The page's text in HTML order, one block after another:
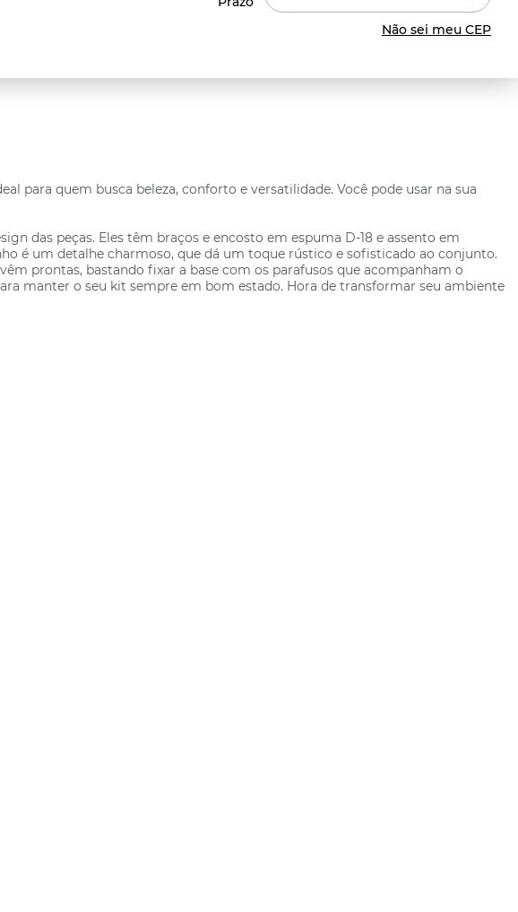
Não sei meu CEP
para quem busca beleza, conforto e versatilidade. Você pode usar na sua
das peças. Eles têm braços e encosto em espuma D-18 e assento em
é um detalhe charmoso, que dá um toque rústico e sofisticado ao conjunto.
prontas, bastando fixar a base com os parafusos que acompanham o
manter o seu kit sempre em bom estado. Hora de transformar seu ambiente